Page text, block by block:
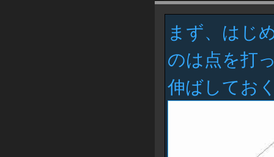
まず、はじ
のは点を打
伸ばしてお